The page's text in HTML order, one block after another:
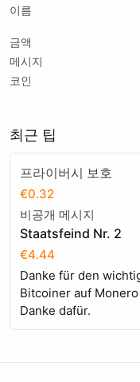
이름
금액
메시지
코인
최근 팁
프라이버시 보호
€0.32
비공개 메시지
Staatsfeind Nr. 2
€4.44
Danke für den
Bitcoiner auf
Danke dafür.